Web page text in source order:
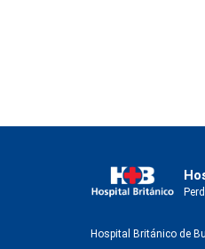
Hospital Británico de